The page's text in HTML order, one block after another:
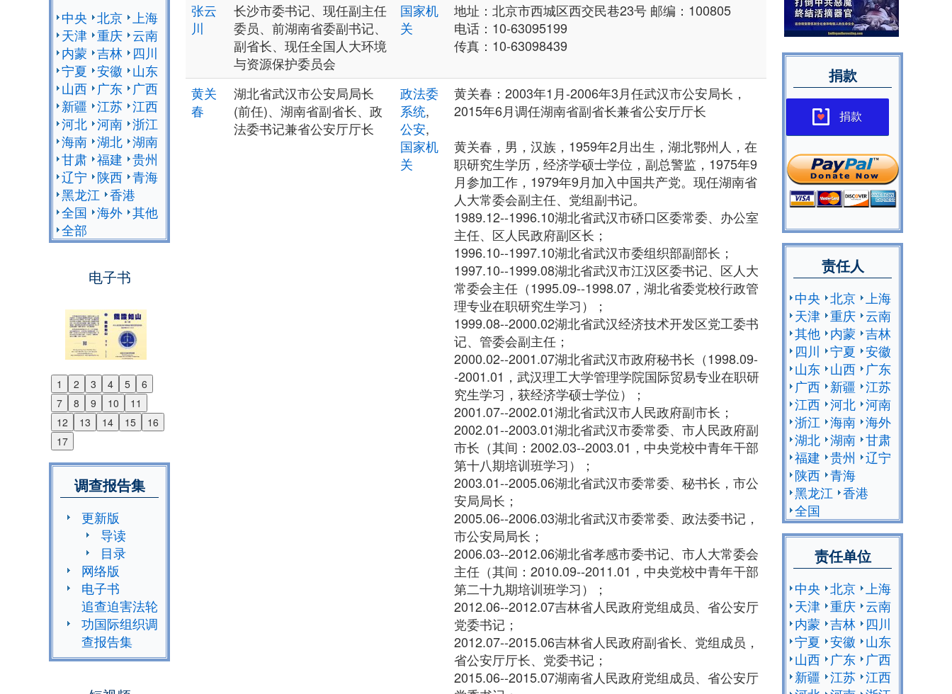
中央 北京 上海
天津 重庆 云南
内蒙 吉林
四川
宁夏 安徽
山东
山西
广东
广西
新疆 江苏 江西
河北 河南 浙江
海南 湖北 湖南
甘肃 福建 贵州
辽宁
陕西 青海
黑龙江 香港
全国 海外 其他
全部
电子书
1 2 3 4 5
6
7
8 9 10
11
12
13 14 15
16
17
Previous
Next
调查报告集
更新版
导读
目录
网络版
电子书
追查迫害法轮
功国际组织调
查报告集
张云
川
长沙市委书记、现任副主任
委员、前湖南省委副书记、
副省长、现任全国人大环境
与资源保护委员会
国家机
关
地址：北京市西城区西交民巷23号 邮编：100805
电话：10-63095199
传真：10-63098439
黄关
春
湖北省武汉市公安局局长
(前任)、湖南省副省长、政
法委书记兼省公安厅厅长
政法委
系统,
公安,
国家机
关
黄关春：2003年1月-2006年3月任武汉市公安局长，
2015年6月调任湖南省副省长兼省公安厅厅长
黄关春，男，汉族，1959年2月出生，湖北鄂州人，在
职研究生学历，经济学硕士学位，副总警监，1975年9
月参加工作，1979年9月加入中国共产党。现任湖南省
人大常委会副主任、党组副书记。
1989.12--1996.10湖北省武汉市硚口区委常委、办公室
主任、区人民政府副区长；
1996.10--1997.10湖北省武汉市委组织部副部长；
1997.10--1999.08湖北省武汉市江汉区委书记、区人大
常委会主任（1995.09--1998.07，湖北省委党校行政管
理专业在职研究生学习）；
1999.08--2000.02湖北省武汉经济技术开发区党工委书
记、管委会副主任；
2000.02--2001.07湖北省武汉市政府秘书长（1998.09-
-2001.01，武汉理工大学管理学院国际贸易专业在职研
究生学习，获经济学硕士学位）；
2001.07--2002.01湖北省武汉市人民政府副市长；
2002.01--2003.01湖北省武汉市委常委、市人民政府副
市长（其间：2002.03--2003.01，中央党校中青年干部
第十八期培训班学习）；
2003.01--2005.06湖北省武汉市委常委、秘书长，市公
安局局长；
2005.06--2006.03湖北省武汉市委常委、政法委书记，
市公安局局长；
2006.03--2012.06湖北省孝感市委书记、市人大常委会
主任（其间：2010.09--2011.01，中央党校中青年干部
第二十九期培训班学习）；
2012.06--2012.07吉林省人民政府党组成员、省公安厅
党委书记；
2012.07--2015.06吉林省人民政府副省长、党组成员，
省公安厅厅长、党委书记；
2015.06--2015.07湖南省人民政府党组成员、省公安厅
捐款
捐款
责任人
中央 北京
上海
天津 重庆 云南
其他 内蒙 吉林
四川
宁夏 安徽
山东 山西
广东
广西 新疆 江苏
江西 河北 河南
浙江 海南 海外
湖北 湖南 甘肃
福建 贵州
辽宁
陕西 青海
黑龙江 香港
全国
责任单位
中央 北京
上海
天津 重庆 云南
内蒙 吉林
四川
宁夏 安徽
山东
山西
广东
广西
新疆 江苏 江西